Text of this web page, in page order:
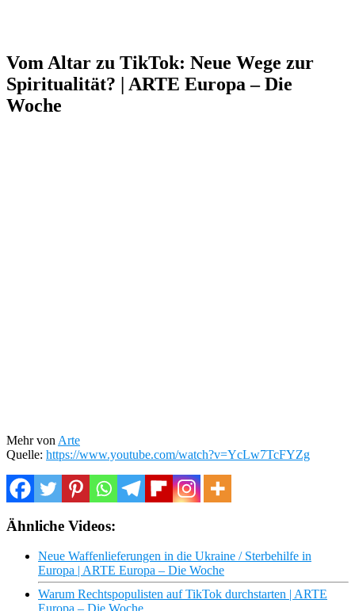
Vom Altar zu TikTok: Neue Wege zur
Spiritualität? | ARTE Europa – Die
Woche
Mehr von Arte
Quelle: https://www.youtube.com/watch?v=YcLw7TcFYZg
Ähnliche Videos:
Neue Waffenlieferungen in die Ukraine / Sterbehilfe in
Europa | ARTE Europa – Die Woche
Warum Rechtspopulisten auf TikTok durchstarten | ARTE